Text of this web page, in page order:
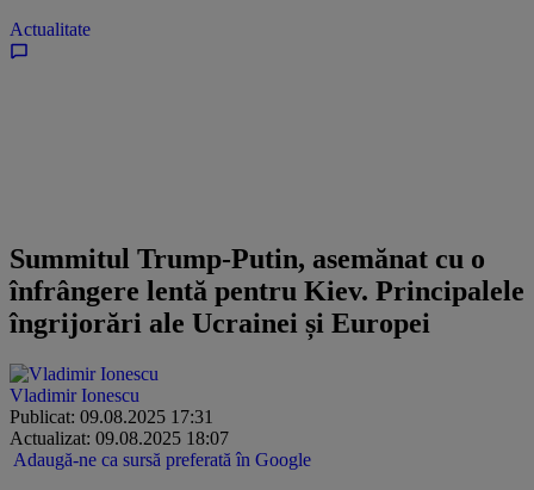
Actualitate
Summitul Trump-Putin, asemănat cu o
înfrângere lentă pentru Kiev. Principalele
îngrijorări ale Ucrainei și Europei
Vladimir Ionescu
Publicat: 09.08.2025 17:31
Actualizat: 09.08.2025 18:07
Adaugă-ne ca sursă preferată în Google